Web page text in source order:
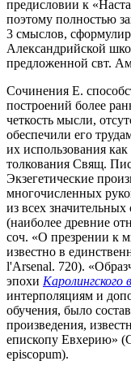
предисловии к
поэтому полностью
3 смыслов,
Александрийской
предложенной свт.
Сочинения Е.
построений более
четкость мысли,
обеспечили его
их использования
толкования Свящ.
Экзегетические
многочисленных
из всех
(наиболее древние
соч. «О презрении к
известно в
l'Arsenal. 720).
эпохи Каролингского
интерполяциям и
обучения, было
произведения,
епископу Евхерию»
episcopum).